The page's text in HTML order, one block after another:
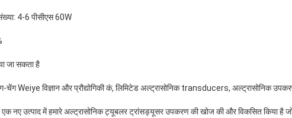
4-6 पीसीएस 60W
जा सकता है
चेंग Weiye विज्ञान और प्रौद्योगिकी कं, लिमिटेड अल्ट्रासोनिक transducers, अल्ट्रासोनिक
नए उत्पाद में हमारे अल्ट्रासोनिक ट्यूबलर ट्रांसड्यूसर उपकरण की खोज की और विकसित किया है